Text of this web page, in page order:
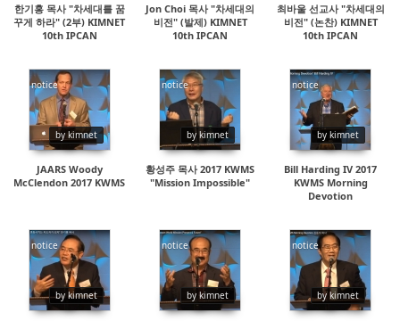
한기홍 목사 "차세대를 꿈
꾸게 하라" (2부) KIMNET
10th IPCAN
Jon Choi 목사 "차세대의
비전" (발제) KIMNET
10th IPCAN
최바울 선교사 "차세대의
비전" (논찬) KIMNET
10th IPCAN
notice
by kimnet
48411
JAARS Woody
McClendon 2017 KWMS
notice
by kimnet
16392
황성주 목사 2017 KWMS
"Mission Impossible"
notice
by kimnet
18419
Bill Harding IV 2017
KWMS Morning
Devotion
notice
by kimnet
14864
notice
by kimnet
18885
notice
by kimnet
29878